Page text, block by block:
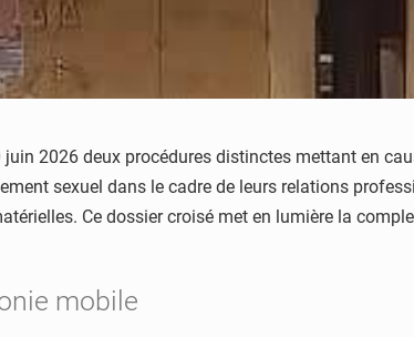
2026 deux procédures distinctes mettant en
sexuel dans le cadre de leurs relations
Ce dossier croisé met en lumière la
mobile